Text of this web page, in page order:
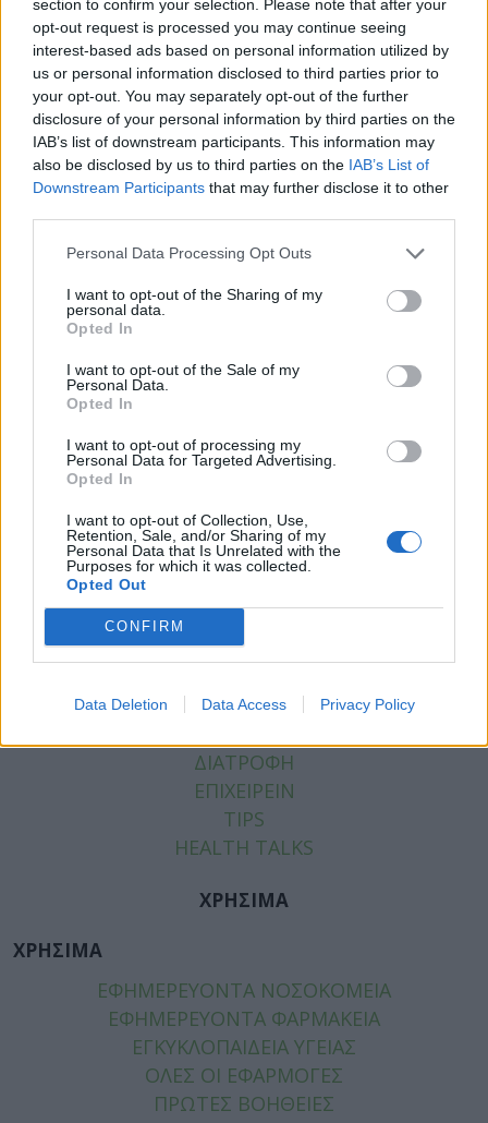
section to confirm your selection. Please note that after your
opt-out request is processed you may continue seeing
interest-based ads based on personal information utilized by
us or personal information disclosed to third parties prior to
your opt-out. You may separately opt-out of the further
disclosure of your personal information by third parties on the
IAB’s list of downstream participants. This information may
also be disclosed by us to third parties on the IAB’s List of
Downstream Participants that may further disclose it to other
Personal Data Processing Opt Outs
I want to opt-out of the Sharing of my
personal data.
Opted In
I want to opt-out of the Sale of my
Personal Data.
Opted In
I want to opt-out of processing my
Personal Data for Targeted Advertising.
Opted In
I want to opt-out of Collection, Use,
Retention, Sale, and/or Sharing of my
Personal Data that Is Unrelated with the
Purposes for which it was collected.
Opted Out
CONFIRM
Data Deletion Data Access Privacy Policy
χρόνο γιατί γρίπη θα έχουμε μέχρι τέλος
Φεβρουαρίου – αρχές Μαρτίου».
Πηγή: https://www.ant1news.gr
Facebook
Tags:ΑΝΑΠΝΕΥΣΤΙΚΟΣ ΣΥΓΚΥΤΙΑΚΟΣ ΙΟΣ,
ΓΡΙΠΗ,ΚΟΡΟΝΟΙΟΣ
ΚΑΤΗΓΟΡΙΕΣ
ΕΙΔΗΣΕΙΣ
ΠΑΙΔΙ
ΔΙΑΤΡΟΦΗ
ΕΠΙΧΕΙΡΕΙΝ
TIPS
HEALTH TALKS
ΧΡΗΣΙΜΑ
ΧΡΗΣΙΜΑ
ΕΦΗΜΕΡΕΥΟΝΤΑ ΝΟΣΟΚΟΜΕΙΑ
ΕΦΗΜΕΡΕΥΟΝΤΑ ΦΑΡΜΑΚΕΙΑ
ΕΓΚΥΚΛΟΠΑΙΔΕΙΑ ΥΓΕΙΑΣ
ΟΛΕΣ ΟΙ ΕΦΑΡΜΟΓΕΣ
ΠΡΩΤΕΣ ΒΟΗΘΕΙΕΣ